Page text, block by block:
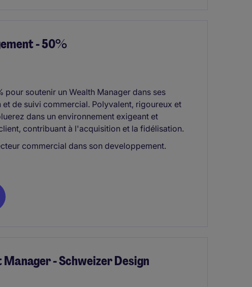
- 50%
pour soutenir un Wealth Manager dans ses
de suivi commercial. Polyvalent, rigoureux et
dans un environnement exigeant et
contribuant à l'acquisition et la fidélisation.
commercial dans son developpement.
- Schweizer Design